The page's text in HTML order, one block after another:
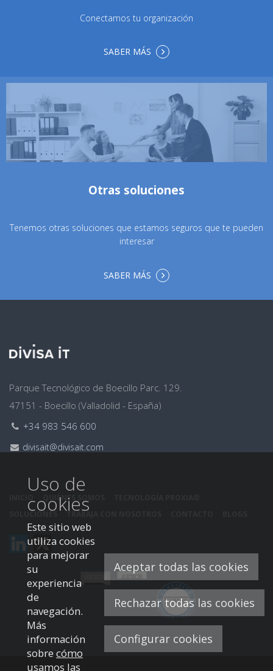
Conectamos tu organización
SABER MÁS
Otras soluciones
Tenemos otras soluciones que estamos seguros que te pueden
interesar
SABER MÁS
Dirección
Parque Tecnológico de Boecillo Parc. 129.
47151 - Boecillo (Valladolid - España)
Teléfono:
+34 983 546 600
Email:
divisait@divisait.com
QUIÉNES SOMOS
SOLUCIONES
TRABAJA CON NOSOTROS
Este
enlace
se
abrirá
en
una
ventana
nueva.
Este
enlace
abrirá
una
ventana
nueva.
Uso de
cookies
Este sitio web
utiliza cookies
para mejorar
su
experiencia
de
navegación.
Más
información
sobrecómo
usamos las
Aceptar todas las cookies
Rechazar todas las cookies
Configurar cookies